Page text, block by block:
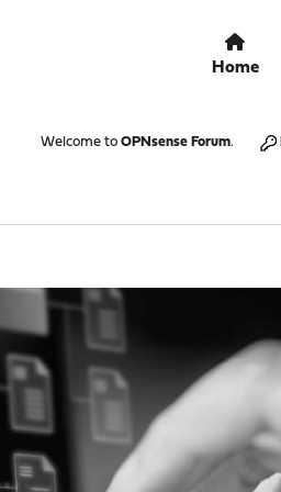
Home
Welcome to OPNsense Forum.